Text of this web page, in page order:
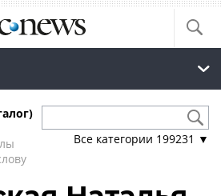
Все категории 199231 ▼